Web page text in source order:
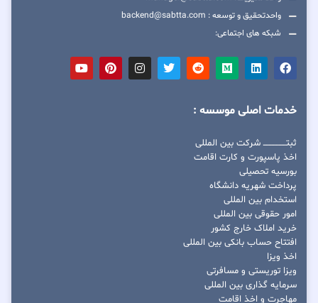
واحدتحقیق و توسعه : backend@sabtta.com
شبکه های اجتماعی:
خدمات اصلی موسسه :
ثبتــــــــــــــــ شرکت بین المللی
اخذ پاسپورت و کارت اقامت
بورسیه تحصیلی
پرداخت شهریه دانشگاه
استخدام بین المللی
امور حقوقی بین المللی
خرید املاک خارج کشور
افتتاح حساب بانکی بین المللی
اخذ ویزا
ویزا توریستی و مسافرتی
سرمایه گذاری بین المللی
مهاجرت و اخذ اقامت